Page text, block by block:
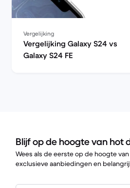
Vergelijking
Vergelijking Galaxy S24 vs
Galaxy S24 FE
Blijf op de hoogte van hot
Wees als de eerste op de hoogte
exclusieve aanbiedingen en